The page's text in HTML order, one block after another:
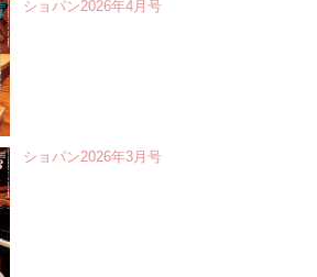
ショパン2026年4月号
ショパン2026年3月号